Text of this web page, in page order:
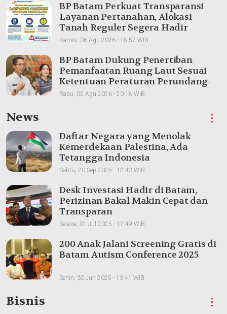
BP Batam Perkuat Transparansi
Layanan Pertanahan, Alokasi
Tanah Reguler Segera Hadir
Melalui LMS
Kamis, 06 Agu 2026 - 18:57 WIB
BP Batam Dukung Penertiban
Pemanfaatan Ruang Laut Sesuai
Ketentuan Peraturan Perundang-
undangan
Rabu, 05 Agu 2026 - 20:18 WIB
News ⋮
Daftar Negara yang Menolak
Kemerdekaan Palestina, Ada
Tetangga Indonesia
Sabtu, 20 Sep 2025 - 12:43 WIB
Desk Investasi Hadir di Batam,
Perizinan Bakal Makin Cepat dan
Transparan
Selasa, 01 Jul 2025 - 17:49 WIB
200 Anak Jalani Screening Gratis di
Batam Autism Conference 2025
Senin, 30 Jun 2025 - 13:41 WIB
Bisnis ⋮